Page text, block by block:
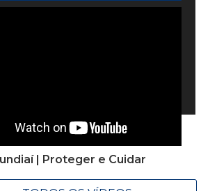
| Proteger e Cuidar